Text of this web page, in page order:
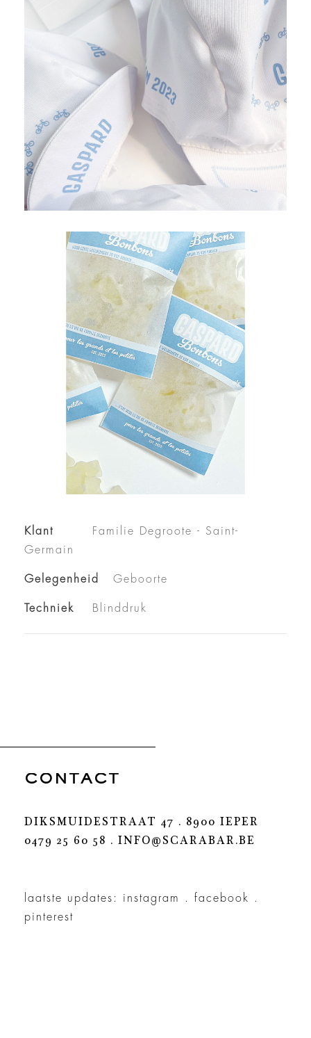
Klant
Familie Degroote - Saint-
Germain
Gelegenheid Geboorte
Techniek Blinddruk
CONTACT
DIKSMUIDESTRAAT 47 . 8900 IEPER
0479 25 60 58 . INFO@SCARABAR.BE
laatste updates: instagram . facebook
.
pinterest